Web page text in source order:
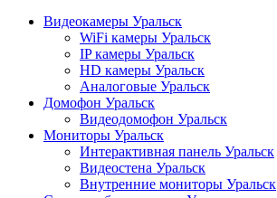
Видеокамеры Уральск
WiFi камеры Уральск
IP камеры Уральск
HD камеры Уральск
Аналоговые Уральск
Домофон Уральск
Видеодомофон Уральск
Мониторы Уральск
Интерактивная панель Уральск
Видеостена Уральск
Внутренние мониторы Уральск